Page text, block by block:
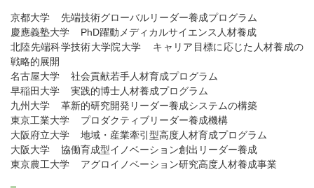
京都大学 先端技術グローバルリーダー養成プログラム
慶應義塾大学 PhD躍動メディカルサイエンス人材養成
北陸先端科学技術大学院大学 キャリア目標に応じた人材養成の
戦略的展開
名古屋大学 社会貢献若手人材育成プログラム
早稲田大学 実践的博士人材養成プログラム
九州大学 革新的研究開発リーダー養成システムの構築
東京工業大学 プロダクティブリーダー養成機構
大阪府立大学 地域・産業牽引型高度人材育成プログラム
大阪大学 協働育成型イノベーション創出リーダー養成
東京農工大学 アグロイノベーション研究高度人材養成事業